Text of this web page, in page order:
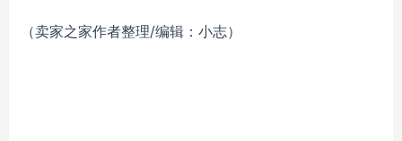
（卖家之家作者整理/编辑：小志）